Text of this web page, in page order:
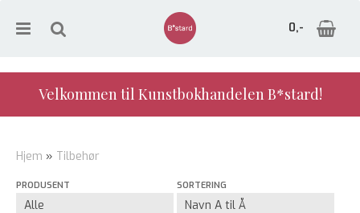
0,-
Velkommen til Kunstbokhandelen B*stard!
Hjem » Tilbehør
PRODUSENT SORTERING